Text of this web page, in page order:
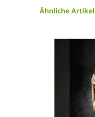
Ähnliche Artikel